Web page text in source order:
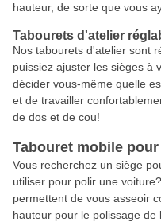
hauteur, de sorte que vous
Tabourets d'atelier
Nos tabourets d'atelier sont
puissiez ajuster les sièges à
décider vous-même quelle
et de travailler
de dos et de cou!
Tabouret mobile
Vous recherchez un siège
utiliser pour polir une
permettent de vous asseoir
hauteur pour le polissage